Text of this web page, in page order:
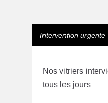
Intervention urgente
Nos vitriers
tous les jours